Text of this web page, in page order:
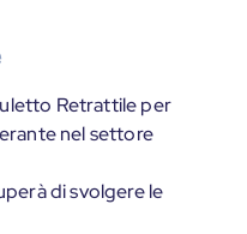
Retrattile per
nel settore
di svolgere le